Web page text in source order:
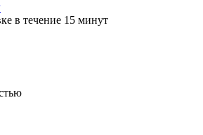
в течение 15 минут